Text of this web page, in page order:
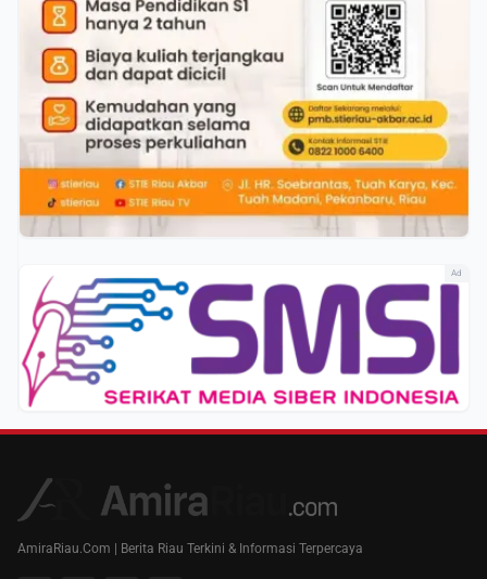
Ad
AmiraRiau.Com | Berita Riau Terkini & Informasi Terpercaya